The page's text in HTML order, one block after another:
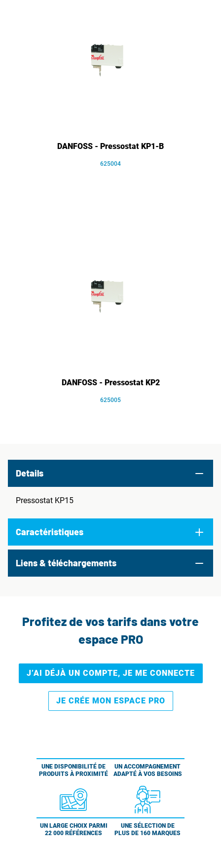
DANFOSS - Pressostat KP1-B
625004
DANFOSS - Pressostat KP2
625005
Details
Pressostat KP15
Caractéristiques
Liens & téléchargements
Profitez de vos tarifs dans votre
espace PRO
J’AI DÉJÀ UN COMPTE, JE ME CONNECTE
JE CRÉE MON ESPACE PRO
UNE DISPONIBILITÉ DE
PRODUITS À PROXIMITÉ
UN ACCOMPAGNEMENT
ADAPTÉ À VOS BESOINS
UN LARGE CHOIX PARMI
22 000 RÉFÉRENCES
UNE SÉLECTION DE
PLUS DE 160 MARQUES